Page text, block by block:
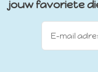
jouw favoriete